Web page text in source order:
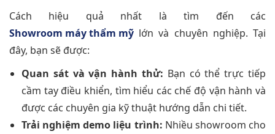
Cách hiệu quả nhất là tìm đến các
Showroom máy thẩm mỹ lớn và chuyên nghiệp. Tại
đây, bạn sẽ được:
Quan sát và vận hành thử: Bạn có thể trực tiếp
cầm tay điều khiển, tìm hiểu các chế độ vận hành và
được các chuyên gia kỹ thuật hướng dẫn chi tiết.
Trải nghiệm demo liệu trình: Nhiều showroom cho